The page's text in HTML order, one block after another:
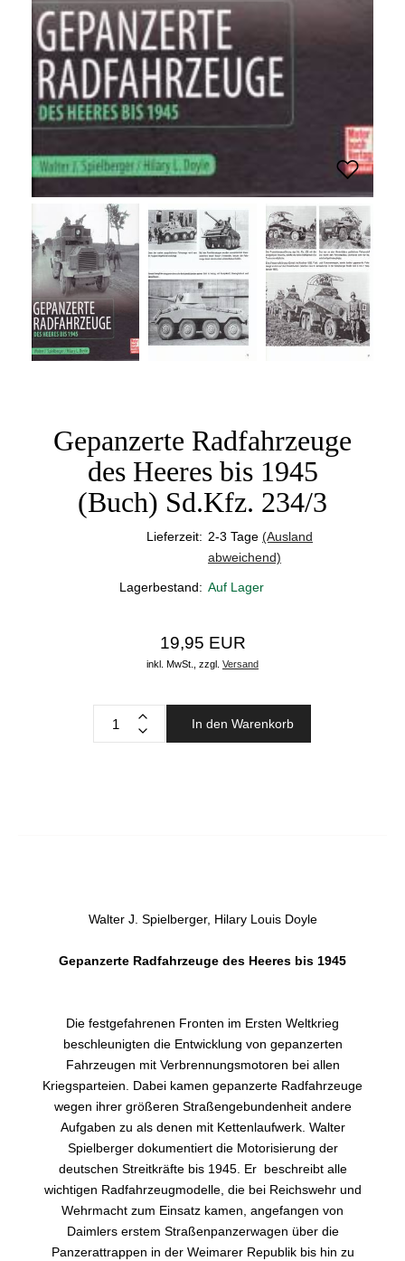
Gepanzerte Radfahrzeuge
des Heeres bis 1945
(Buch) Sd.Kfz. 234/3
Lieferzeit: 2-3 Tage (Ausland
abweichend)
Lagerbestand: Auf Lager
19,95 EUR
inkl. MwSt., zzgl. Versand
In den Warenkorb
Walter J. Spielberger, Hilary Louis Doyle
Gepanzerte Radfahrzeuge des Heeres bis 1945
Die festgefahrenen Fronten im Ersten Weltkrieg
beschleunigten die Entwicklung von gepanzerten
Fahrzeugen mit Verbrennungsmotoren bei allen
Kriegsparteien. Dabei kamen gepanzerte Radfahrzeuge
wegen ihrer größeren Straßengebundenheit andere
Aufgaben zu als denen mit Kettenlaufwerk. Walter
Spielberger dokumentiert die Motorisierung der
deutschen Streitkräfte bis 1945. Er beschreibt alle
wichtigen Radfahrzeugmodelle, die bei Reichswehr und
Wehrmacht zum Einsatz kamen, angefangen von
Daimlers erstem Straßenpanzerwagen über die
Panzerattrappen in der Weimarer Republik bis hin zu